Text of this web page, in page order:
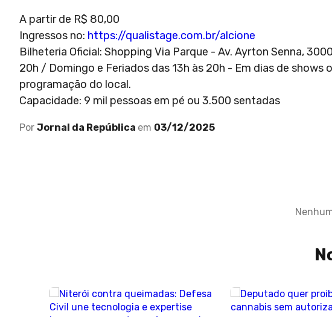
A partir de R$ 80,00
Ingressos no: https://qualistage.com.br/alcione
Bilheteria Oficial: Shopping Via Parque - Av. Ayrton Senna,
20h / Domingo e Feriados das 13h às 20h - Em dias de
programação do local.
Capacidade: 9 mil pessoas em pé ou 3.500 sentadas
Por Jornal da República em 03/12/2025